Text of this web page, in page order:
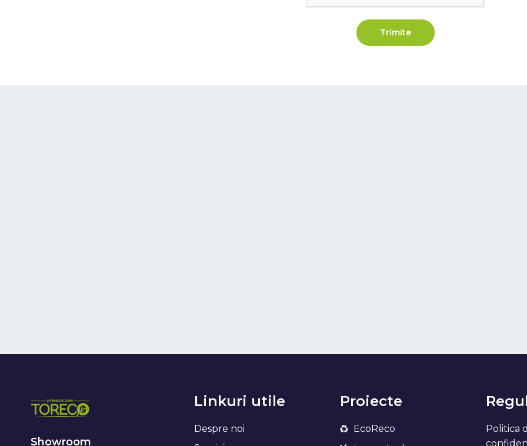
Trimite
Showroom
Linkuri utile
Despre noi
Proiecte
EcoReco
Politica